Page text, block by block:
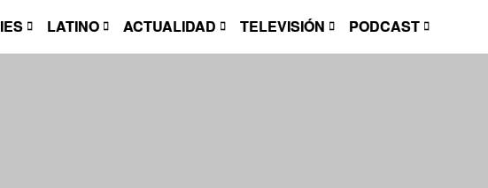
LATINO ACTUALIDAD TELEVISIÓN PODCAST